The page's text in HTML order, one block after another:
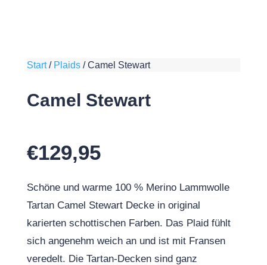
Start/ Plaids/Camel Stewart
Camel Stewart
€129,95
Schöne und warme 100 % Merino Lammwolle
Tartan Camel Stewart Decke in original
karierten schottischen Farben. Das Plaid fühlt
sich angenehm weich an und ist mit Fransen
veredelt. Die Tartan-Decken sind ganz